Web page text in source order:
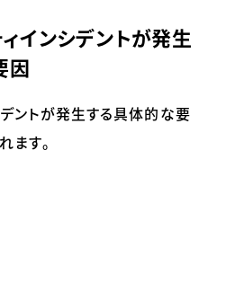
インシデントが発生
因
ントが発生する具体的な要
ます。